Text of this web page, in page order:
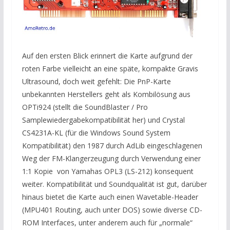
Auf den ersten Blick erinnert die Karte aufgrund der
roten Farbe vielleicht an eine späte, kompakte Gravis
Ultrasound, doch weit gefehlt: Die PnP-Karte
unbekannten Herstellers geht als Kombilösung aus
OPTi924 (stellt die SoundBlaster / Pro
Samplewiedergabekompatibilität her) und Crystal
CS4231A-KL (für die Windows Sound System
Kompatibilität) den 1987 durch AdLib eingeschlagenen
Weg der FM-Klangerzeugung durch Verwendung einer
1:1 Kopie von Yamahas OPL3 (LS-212) konsequent
weiter. Kompatibilität und Soundqualität ist gut, darüber
hinaus bietet die Karte auch einen Wavetable-Header
(MPU401 Routing, auch unter DOS) sowie diverse CD-
ROM Interfaces, unter anderem auch für „normale“